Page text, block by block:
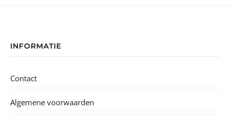
INFORMATIE
Contact
Algemene voorwaarden